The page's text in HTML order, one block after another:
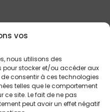
vos
nous utilisons des
pour stocker et/ou accéder aux
consentir à ces technologies
telles que le comportement
ce site. Le fait de ne pas
peut avoir un effet négatif
durable
les choses à
qu’il est possible
toute sa
un état